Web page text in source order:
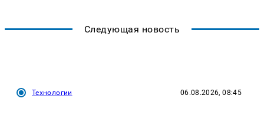
Следующая новость
Технологии 06.08.2026, 08:45